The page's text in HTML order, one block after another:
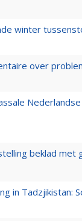
winter
over
beklad met
in Tadzjikistan: